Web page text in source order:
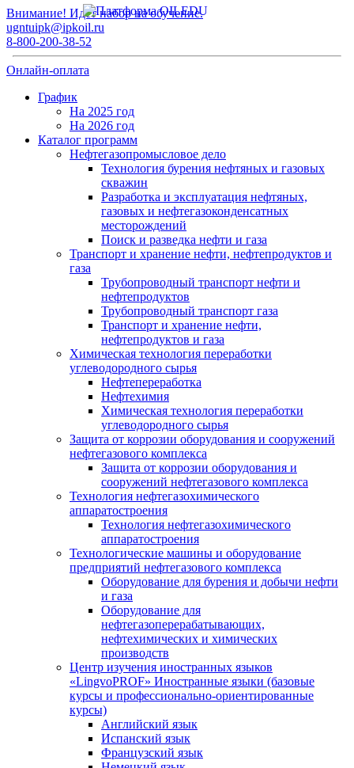
Внимание! Идет набор на обучение.
ugntuipk@ipkoil.ru
8-800-200-38-52
Онлайн-оплата
График
На 2025 год
На 2026 год
Каталог программ
Нефтегазопромысловое дело
Технология бурения нефтяных и газовых
скважин
Разработка и эксплуатация нефтяных,
газовых и нефтегазоконденсатных
месторождений
Поиск и разведка нефти и газа
Транспорт и хранение нефти, нефтепродуктов и
газа
Трубопроводный транспорт нефти и
нефтепродуктов
Трубопроводный транспорт газа
Транспорт и хранение нефти,
нефтепродуктов и газа
Химическая технология переработки
углеводородного сырья
Нефтепереработка
Нефтехимия
Химическая технология переработки
углеводородного сырья
Защита от коррозии оборудования и сооружений
нефтегазового комплекса
Защита от коррозии оборудования и
сооружений нефтегазового комплекса
Технология нефтегазохимического
аппаратостроения
Технология нефтегазохимического
аппаратостроения
Технологические машины и оборудование
предприятий нефтегазового комплекса
Оборудование для бурения и добычи нефти
и газа
Оборудование для
нефтегазоперерабатывающих,
нефтехимических и химических
производств
Центр изучения иностранных языков
«LingvoPROF» Иностранные языки (базовые
курсы и профессионально-ориентированные
курсы)
Английский язык
Испанский язык
Французский язык